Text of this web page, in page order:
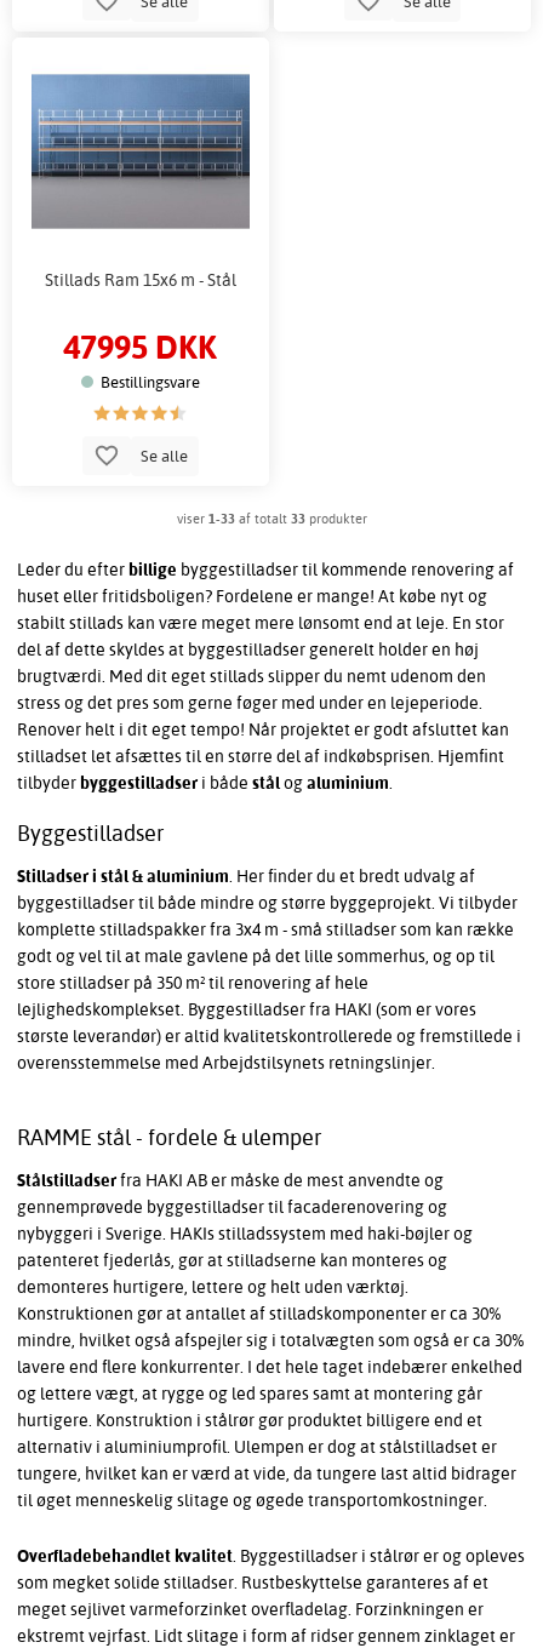
Stillads Ram 15x6 m - Stål
47995 DKK
Bestillingsvare
Se alle
viser 1-33af totalt 33produkter
Leder du efter billige byggestilladser til kommende renovering af
huset eller fritidsboligen? Fordelene er mange! At købe nyt og
stabilt stillads kan være meget mere lønsomt end at leje. En stor
del af dette skyldes at byggestilladser generelt holder en høj
brugtværdi. Med dit eget stillads slipper du nemt udenom den
stress og det pres som gerne føger med under en lejeperiode.
Renover helt i dit eget tempo! Når projektet er godt afsluttet kan
stilladset let afsættes til en større del af indkøbsprisen. Hjemfint
tilbyder byggestilladser i både stålogaluminium.
Byggestilladser
Stilladser i stål & aluminium. Her finder du et bredt udvalg af
byggestilladser til både mindre og større byggeprojekt. Vi tilbyder
komplette stilladspakker fra 3x4 m - små stilladser som kan række
godt og vel til at male gavlene på det lille sommerhus, og op til
store stilladser på 350 m² til renovering af hele
lejlighedskomplekset. Byggestilladser fra HAKI (som er vores
største leverandør) er altid kvalitetskontrollerede og fremstillede i
overensstemmelse med Arbejdstilsynets retningslinjer.
RAMME stål - fordele & ulemper
Stålstilladserfra HAKI AB er måske de mest anvendte og
gennemprøvede byggestilladser til facaderenovering og
nybyggeri i Sverige. HAKIs stilladssystem med haki-bøjler og
patenteret fjederlås, gør at stilladserne kan monteres og
demonteres hurtigere, lettere og helt uden værktøj.
Konstruktionen gør at antallet af stilladskomponenter er ca 30%
mindre, hvilket også afspejler sig i totalvægten som også er ca 30%
lavere end flere konkurrenter. I det hele taget indebærer enkelhed
og lettere vægt, at rygge og led spares samt at montering går
hurtigere. Konstruktion i stålrør gør produktet billigere end et
alternativ i aluminiumprofil. Ulempen er dog at stålstilladset er
tungere, hvilket kan er værd at vide, da tungere last altid bidrager
til øget menneskelig slitage og øgede transportomkostninger.
Overfladebehandlet kvalitet. Byggestilladser i stålrør er og opleves
som megket solide stilladser. Rustbeskyttelse garanteres af et
meget sejlivet varmeforzinket overfladelag. Forzinkningen er
ekstremt vejrfast. Lidt slitage i form af ridser gennem zinklaget er